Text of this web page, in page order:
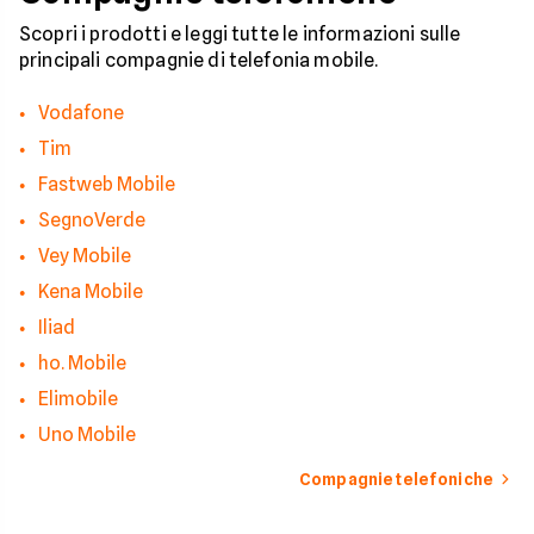
pericolo e a usare gli
strumenti giusti per
bloccare finalmente
contatti
Scopri i prodotti e leggi tutte le informazioni sulle
principali compagnie di telefonia mobile.
Vodafone
Tim
Fastweb Mobile
SegnoVerde
Vey Mobile
Kena Mobile
Iliad
ho. Mobile
Elimobile
Uno Mobile
Compagnie telefoniche